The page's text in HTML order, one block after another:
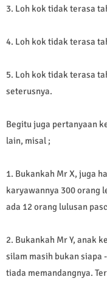
3. Loh kok tidak terasa
4. Loh kok tidak terasa
5. Loh kok tidak terasa
seterusnya.
Begitu juga pertanyaan
lain, misal ;
1. Bukankah Mr X, juga
karyawannya 300 orang
ada 12 orang lulusan
2. Bukankah Mr Y, anak
silam masih bukan siapa
tiada memandangnya.